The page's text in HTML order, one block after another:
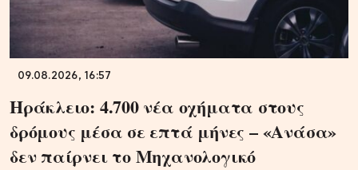
09.08.2026, 16:57
Ηράκλειο: 4.700 νέα οχήματα στους
δρόμους μέσα σε επτά μήνες – «Ανάσα»
δεν παίρνει το Μηχανολογικό